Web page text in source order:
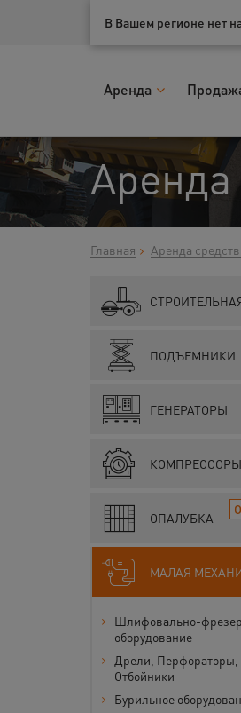
Ваш город:Санкт-
В Вашем регионе нет
Аренда
Аренда
Главная Аренда
ПОДЪЕМНИКИ
ГЕНЕРАТОРЫ
КОМПРЕССОРЫ
ОПАЛУБКА
МАЛАЯ
Шлифовально-
оборудование
Дрели, Перфораторы,
Отбойники
Бурильное